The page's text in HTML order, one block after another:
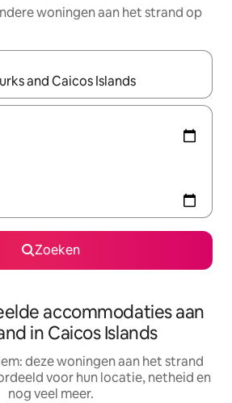
woningen aan het strand op
beschikbaar zijn, maak je een keuze
Zoeken
accommodaties aan
in Caicos Islands
deze woningen aan het strand
voor hun locatie, netheid en
nog veel meer.